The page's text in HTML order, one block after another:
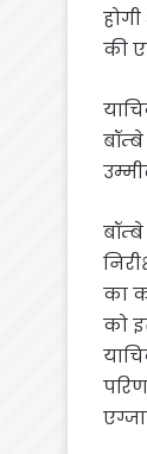
की
का
को